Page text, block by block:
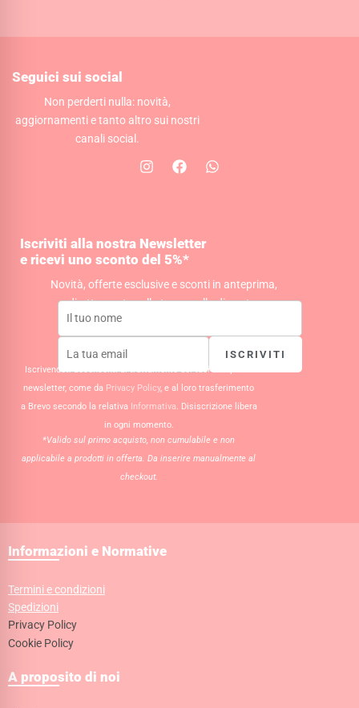
Seguici sui social
Non perderti nulla: novità,
aggiornamenti e tanto altro sui nostri
canali social.
I
g
r
a
m
F
o
o
k
W
Iscriviti alla nostra Newsletter
e ricevi uno sconto del 5%*
Novità, offerte esclusive e sconti in anteprima,
direttamente nella tua casella di posta.
ISCRIVITI
Iscrivendoti acconsenti al trattamento dei tuoi dati per la
newsletter, come da Privacy Policy, e al loro trasferimento
a Brevo secondo la relativa Informativa. Disiscrizione libera
in ogni momento.
*Valido sul primo acquisto, non cumulabile e non
applicabile a prodotti in offerta. Da inserire manualmente al
checkout.
Informazioni e Normative
Termini e condizioni
Spedizioni
Privacy Policy
Cookie Policy
A proposito di noi